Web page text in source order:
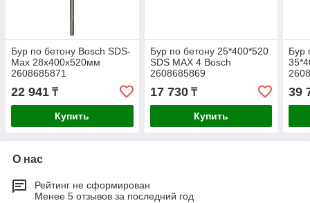
Бур по бетону Bosch SDS-
Max 28х400х520мм
2608685871
22 941 ₸
Купить
Бур по бетону 25*400*520
SDS MAX 4 Bosch
2608685869
17 730₸
Купить
Бур
39
О нас
Рейтинг не сформирован
Менее 5 отзывов за последний год